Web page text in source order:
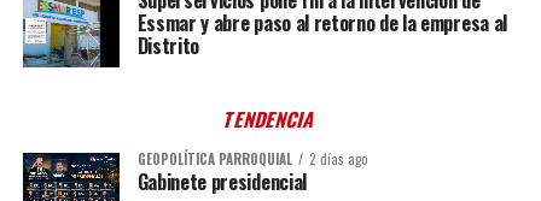
Essmar y abre paso al retorno de la empresa al
Distrito
TENDENCIA
GEOPOLÍTICA PARROQUIAL 2 días ago
Gabinete presidencial